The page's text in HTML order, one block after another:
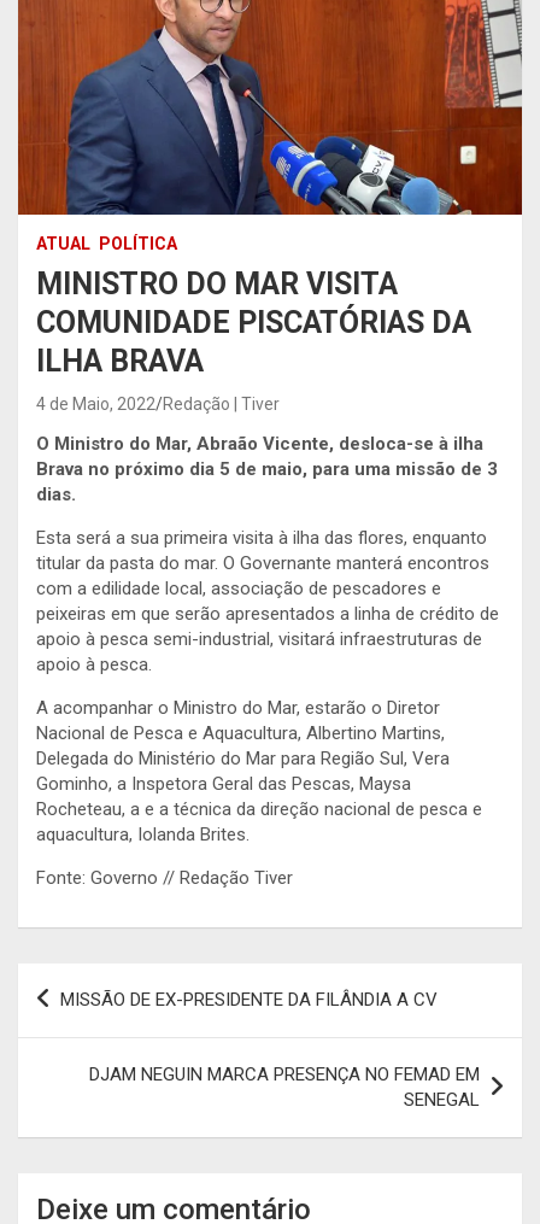
ATUAL POLÍTICA
MINISTRO DO MAR VISITA
COMUNIDADE PISCATÓRIAS DA
ILHA BRAVA
4 de Maio, 2022 Redação | Tiver
O Ministro do Mar, Abraão Vicente, desloca-se à ilha
Brava no próximo dia 5 de maio, para uma missão de 3
dias.
Esta será a sua primeira visita à ilha das flores, enquanto
titular da pasta do mar. O Governante manterá encontros
com a edilidade local, associação de pescadores e
peixeiras em que serão apresentados a linha de crédito de
apoio à pesca semi-industrial, visitará infraestruturas de
apoio à pesca.
A acompanhar o Ministro do Mar, estarão o Diretor
Nacional de Pesca e Aquacultura, Albertino Martins,
Delegada do Ministério do Mar para Região Sul, Vera
Gominho, a Inspetora Geral das Pescas, Maysa
Rocheteau, a e a técnica da direção nacional de pesca e
aquacultura, Iolanda Brites.
Fonte: Governo // Redação Tiver
Navegação
MISSÃO DE EX-PRESIDENTE DA FILÂNDIA A CV
DJAM NEGUIN MARCA PRESENÇA NO FEMAD EM
SENEGAL
Deixe um comentário